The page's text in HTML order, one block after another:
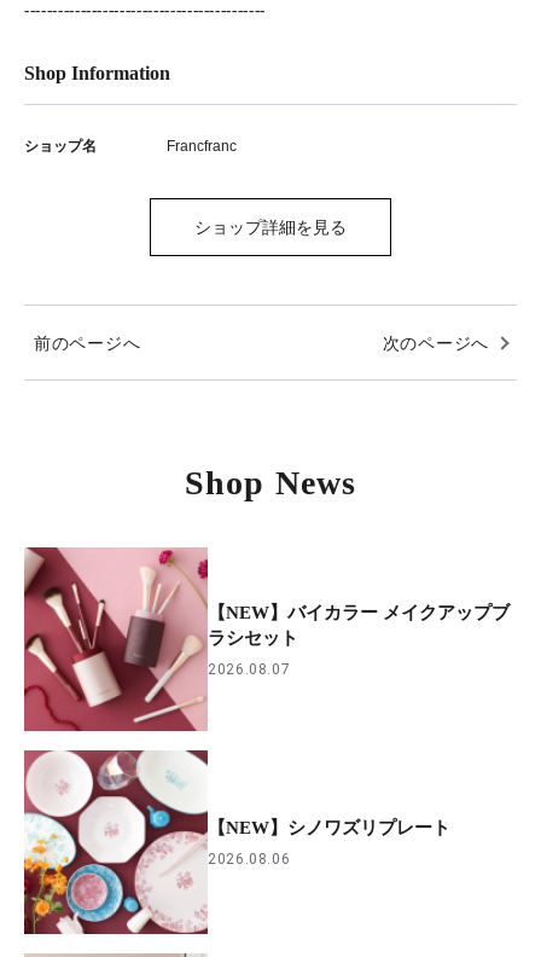
-------------------------------------------
Shop Information
ショップ名 Francfranc
ショップ詳細を見る
前のページへ 次のページへ
Shop News
【NEW】バイカラー メイクアップブ
ラシセット
2026.08.07
【NEW】シノワズリプレート
2026.08.06